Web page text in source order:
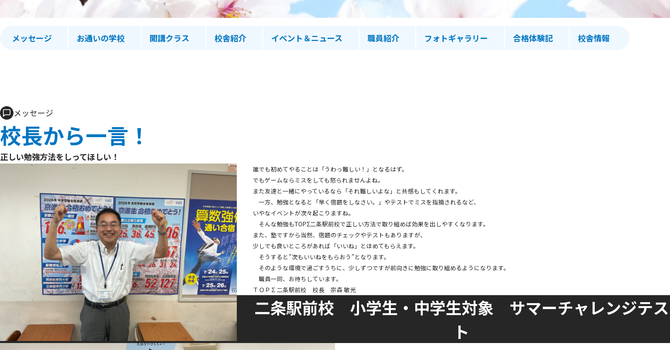
メッセージ お通いの学校 開講クラス 校舎紹介 イベント＆ニュース 職員紹介 フォトギャラリー 合格体験記 校舎情報
メッセージ
校長から一言！
正しい勉強方法をしってほしい！
誰でも初めてやることは「うわっ難しい！」となるはず。
でもゲームならミスをしても怒られませんよね。
また友達と一緒にやっているなら「それ難しいよな」と共感もしてくれます。
一方、勉強となると「早く宿題をしなさい。」やテストでミスを指摘されるなど、
いやなイベントが次々起こりますね。
そんな勉強もTOPΣ二条駅前校で正しい方法で取り組めば効果を出しやすくなります。
また、塾ですから当然、宿題のチェックやテストもありますが、
少しでも良いところがあれば「いいね」とほめてもらえます。
そうすると”次もいいねをもらおう”となります。
そのような環境で過ごすうちに、少しずつですが前向きに勉強に取り組めるようになります。
職員一同、お待ちしています。
ＴＯＰ∑二条駅前校 校長 宗森 敏光
二条駅前校 小学生・中学生対象 サマーチャレンジテス
ト